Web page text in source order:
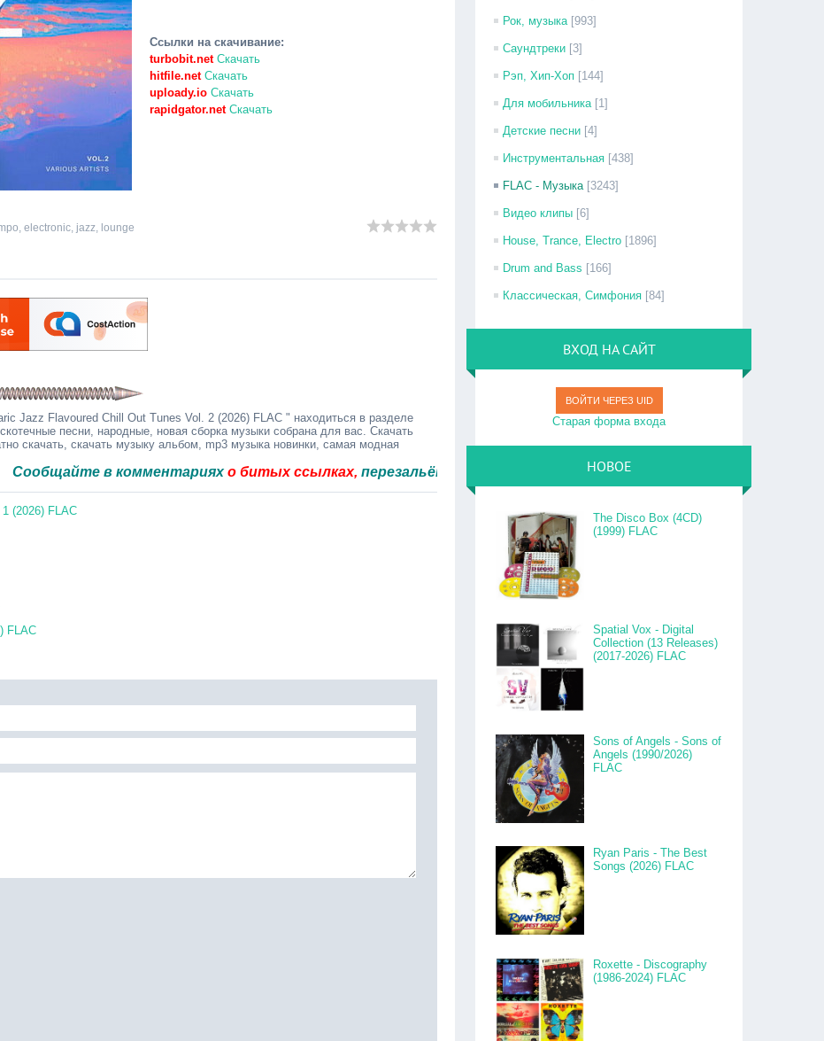
Ссылки на скачивание:
turbobit.netСкачать
hitfile.netСкачать
uploady.io Скачать
rapidgator.netСкачать
, electronic, jazz, lounge
Jazz Flavoured Chill Out Tunes Vol. 2 (2026) FLAC " находиться в разделе
песни, народные, новая сборка музыки собрана для вас. Скачать
скачать, скачать музыку альбом, mp3 музыка новинки, самая модная
в комментарияхо битых ссылках,перезальём быстро.
(2026) FLAC
FLAC
Рок, музыка [993]
Саундтреки [3]
Рэп, Хип-Хоп [144]
Для мобильника [1]
Детские песни [4]
Инструментальная [438]
FLAC - Музыка [3243]
Видео клипы [6]
House, Trance, Electro [1896]
Drum and Bass [166]
Классическая, Симфония [84]
ВХОД НА САЙТ
ВОЙТИ ЧЕРЕЗ UID
Старая форма входа
НОВОЕ
The Disco Box (4CD)
(1999) FLAC
Spatial Vox - Digital
Collection (13 Releases)
(2017-2026) FLAC
Sons of Angels - Sons of
Angels (1990/2026)
FLAC
Ryan Paris - The Best
Songs (2026) FLAC
Roxette - Discography
(1986-2024) FLAC